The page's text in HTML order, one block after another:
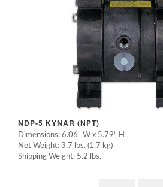
NDP-5 KYNAR (NPT)
Dimensions: 6.06" W x 5.79" H
Net Weight: 3.7 lbs. (1.7 kg)
Shipping Weight: 5.2 lbs.